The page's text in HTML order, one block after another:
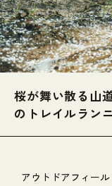
桜が舞い散る山
のトレイルラン
アウトドアフィー